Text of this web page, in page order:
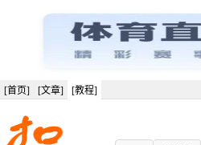
[首页] [文章] [教程]